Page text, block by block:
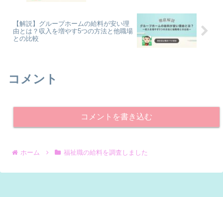
【解説】グループホームの給料が安い理
由とは？収入を増やす5つの方法と他職場
との比較
コメント
コメントを書き込む
ホーム 福祉職の給料を調査しました